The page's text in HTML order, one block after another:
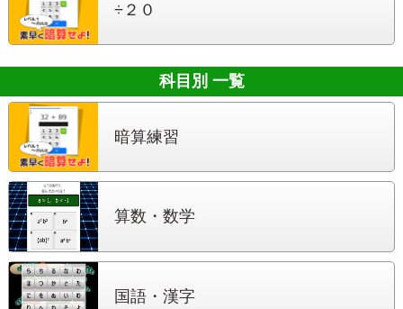
÷２０
科目別 一覧
暗算練習
算数・数学
国語・漢字